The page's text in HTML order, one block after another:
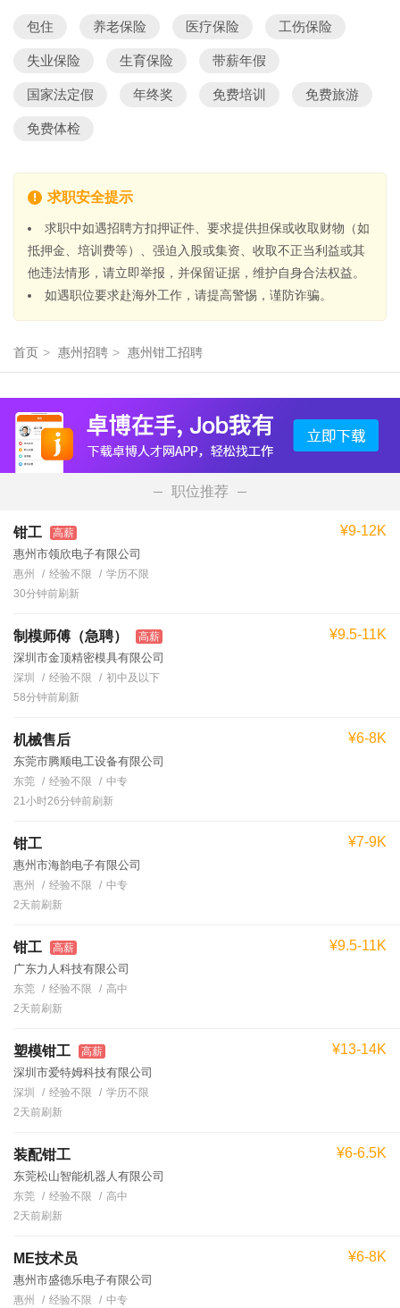
包住 养老保险 医疗保险 工伤保险
失业保险 生育保险 带薪年假
国家法定假 年终奖 免费培训 免费旅游
免费体检
求职安全提示
求职中如遇招聘方扣押证件、要求提供担保或收取财物（如
抵押金、培训费等）、强迫入股或集资、收取不正当利益或其
他违法情形，请立即举报，并保留证据，维护自身合法权益。
如遇职位要求赴海外工作，请提高警惕，谨防诈骗。
首页 > 惠州招聘 > 惠州钳工招聘
职位推荐
钳工 高薪
惠州市领欣电子有限公司
¥9-12K
惠州 经验不限
学历不限
30分钟前刷新
制模师傅（急聘） 高薪
深圳市金顶精密模具有限公司
¥9.5-11K
深圳 经验不限
初中及以下
58分钟前刷新
机械售后
东莞市腾顺电工设备有限公司
¥6-8K
东莞 经验不限
中专
21小时26分钟前刷新
钳工
惠州市海韵电子有限公司
¥7-9K
惠州 经验不限
中专
2天前刷新
钳工 高薪
广东力人科技有限公司
¥9.5-11K
东莞 经验不限
高中
2天前刷新
塑模钳工 高薪
深圳市爱特姆科技有限公司
¥13-14K
深圳 经验不限
学历不限
2天前刷新
装配钳工
东莞松山智能机器人有限公司
¥6-6.5K
东莞 经验不限
高中
2天前刷新
ME技术员
惠州市盛德乐电子有限公司
¥6-8K
惠州 经验不限 中专